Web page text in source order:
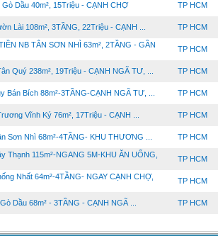
Dầu 40m², 15Triệu - CẠNH CHỢ TP HCM
Lài 108m², 3TẦNG, 22Triệu - CẠNH ... TP HCM
NB TÂN SƠN NHÌ 63m², 2TẦNG - GẦN
TP HCM
Quý 238m², 19Triệu - CẠNH NGÃ TƯ, ... TP HCM
Bán Bích 88m²-3TẦNG-CẠNH NGÃ TƯ, ... TP HCM
Vĩnh Ký 76m², 17Triệu - CẠNH ... TP HCM
Sơn Nhì 68m²-4TẦNG- KHU THƯƠNG ... TP HCM
Thạnh 115m²-NGANG 5M-KHU ĂN UỐNG,
TP HCM
Nhất 64m²-4TẦNG- NGAY CẠNH CHỢ,
TP HCM
Dầu 68m² - 3TẦNG - CẠNH NGÃ ... TP HCM